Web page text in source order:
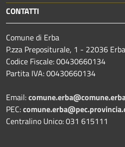
CONTATTI
Comune di Erba
P.zza Prepositurale, 1 - 22036
Codice Fiscale: 00430660134
Partita IVA: 00430660134
Email:
PEC:
Centralino Unico: 031 615111